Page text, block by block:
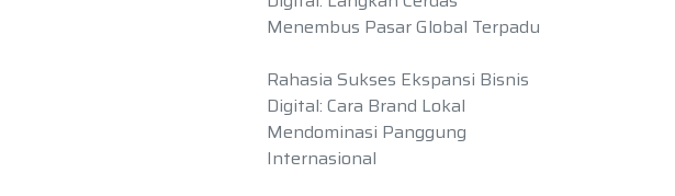
Menembus Pasar Global Terpadu
Rahasia Sukses Ekspansi Bisnis
Digital: Cara Brand Lokal
Mendominasi Panggung
Internasional